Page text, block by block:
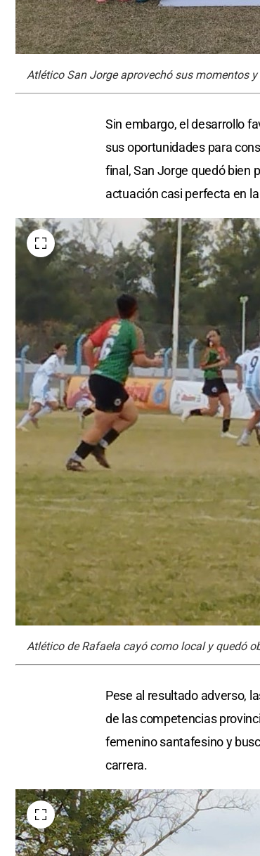
Atlético San Jorge aprovechó sus momentos
Sin embargo, el desarrollo
sus oportunidades para
final, San Jorge quedó bien
actuación casi perfecta en
Atlético de Rafaela cayó como local y quedó
Pese al resultado adverso,
de las competencias
femenino santafesino y
carrera.